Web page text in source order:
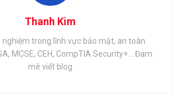
Thanh Kim
nghiệm trong lĩnh vực bảo mật, an toàn
MCSE, CEH, CompTIA Security+... Đam
mê viết blog